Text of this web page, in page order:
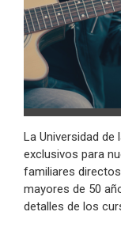
La Universidad de
exclusivos para
familiares
mayores de 50
detalles de los